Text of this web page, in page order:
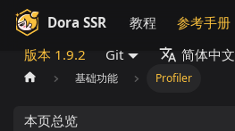
Dora SSR 教程 参考手册
版本 1.9.2
Git 简体中文
基础功能 Profiler
本页总览